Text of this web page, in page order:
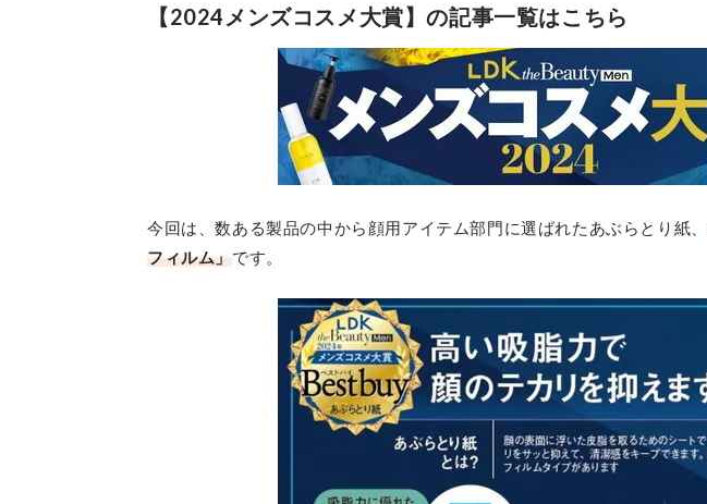
【2024メンズコスメ大賞】の記事一覧はこちら
今回は、数ある製品の中から顔用アイテム部門に選ばれたあぶらとり紙、
フィルム」です。